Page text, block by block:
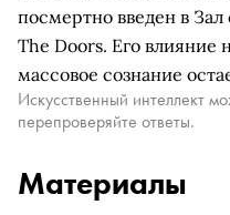
посмертно введен в
The Doors. Его влияние
массовое сознание
Искусственный интеллект
перепроверяйте ответы.
Материалы